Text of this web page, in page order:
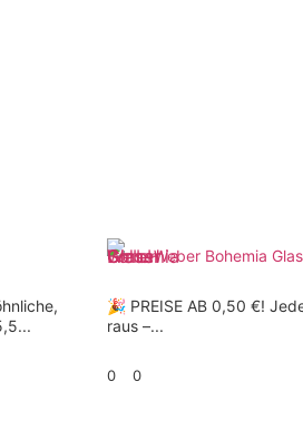
Weber Bohemia
🎉 PREISE AB 0,50 €!
raus –...
0 0